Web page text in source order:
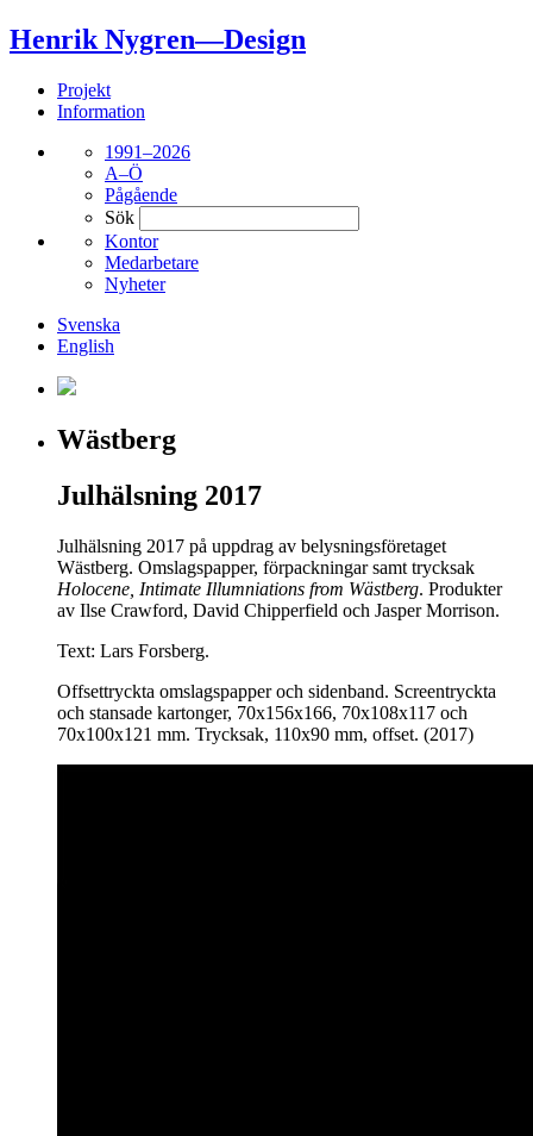
Henrik Nygren—Design
Projekt
Information
1991–2026
A–Ö
Pågående
Sök
Kontor
Medarbetare
Nyheter
Svenska
English
Wästberg
Julhälsning 2017
Julhälsning 2017 på uppdrag av belysningsföretaget
Wästberg. Omslagspapper, förpackningar samt trycksak
Holocene, Intimate Illumniations from Wästberg. Produkter
av Ilse Crawford, David Chipperfield och Jasper Morrison.
Text: Lars Forsberg.
Offsettryckta omslagspapper och sidenband. Screentryckta
och stansade kartonger, 70x156x166, 70x108x117 och
70x100x121 mm. Trycksak, 110x90 mm, offset. (2017)